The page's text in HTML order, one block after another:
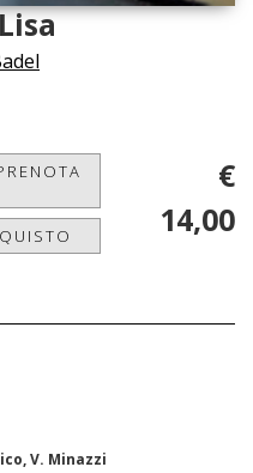
€
14,00
V. Minazzi